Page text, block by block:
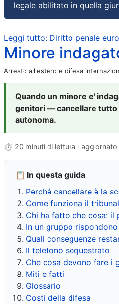
legale abilitato in quella
Leggi tutto: Diritto penale
Minore
Arresto all'estero e difesa
Quando un minore e'
genitori — cancellare tutto
autonoma.
⏱ 20 minuti di lettura · aggiornato
📋 In questa guida
Perché cancellare è la
Come funziona il
Chi ha fatto che cosa: il
In un gruppo
Quali conseguenze
Il telefono sequestrato
Che cosa devono fare i
Miti e fatti
Glossario
Costi della difesa